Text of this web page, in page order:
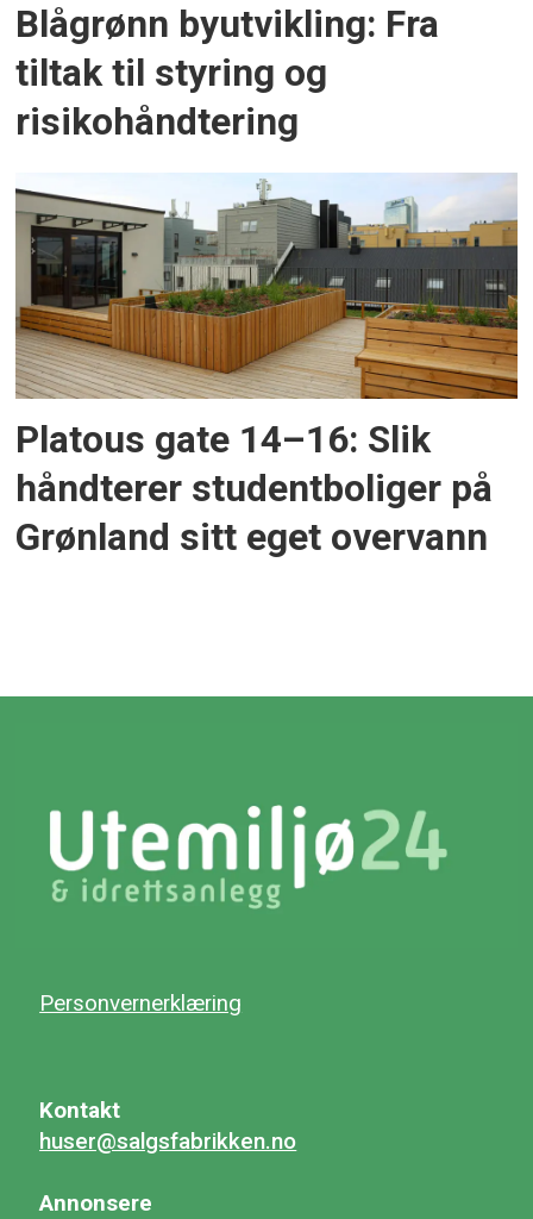
Blågrønn byutvikling: Fra
tiltak til styring og
risikohåndtering
Platous gate 14–16: Slik
håndterer studentboliger på
Grønland sitt eget overvann
Personvernerklæring
Kontakt
huser@salgsfabrikken.no
Annonsere